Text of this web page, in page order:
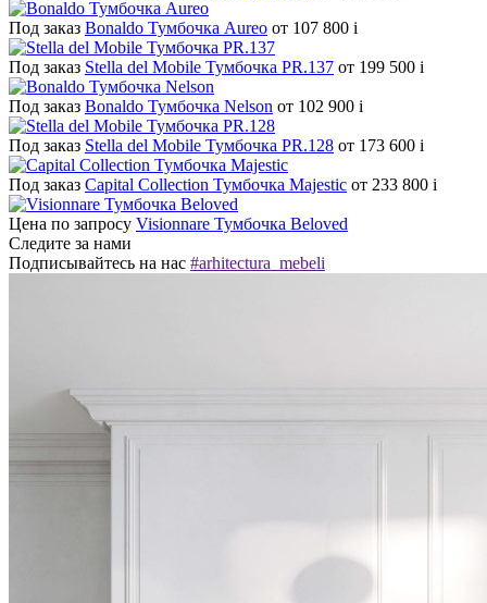
Под заказ Bonaldo Тумбочка Aureo от 107 800 i
Под заказ Stella del Mobile Тумбочка PR.137 от 199 500 i
Под заказ Bonaldo Тумбочка Nelson от 102 900 i
Под заказ Stella del Mobile Тумбочка PR.128 от 173 600 i
Под заказ Capital Collection Тумбочка Majestic от 233 800 i
Цена по запросу Visionnare Тумбочка Beloved
Следите за нами
Подписывайтесь на нас #arhitectura_mebeli